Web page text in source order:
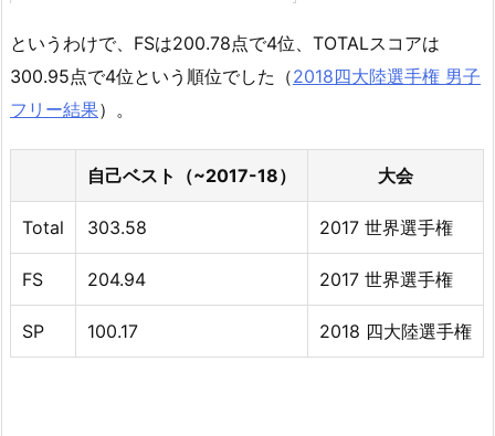
というわけで、FSは200.78点で4位、TOTALスコアは
300.95点で4位という順位でした（2018四大陸選手権 男子
フリー結果）。
自己ベスト（~2017-18） 大会
Total 303.58 2017 世界選手権
FS 204.94 2017 世界選手権
SP 100.17 2018 四大陸選手権